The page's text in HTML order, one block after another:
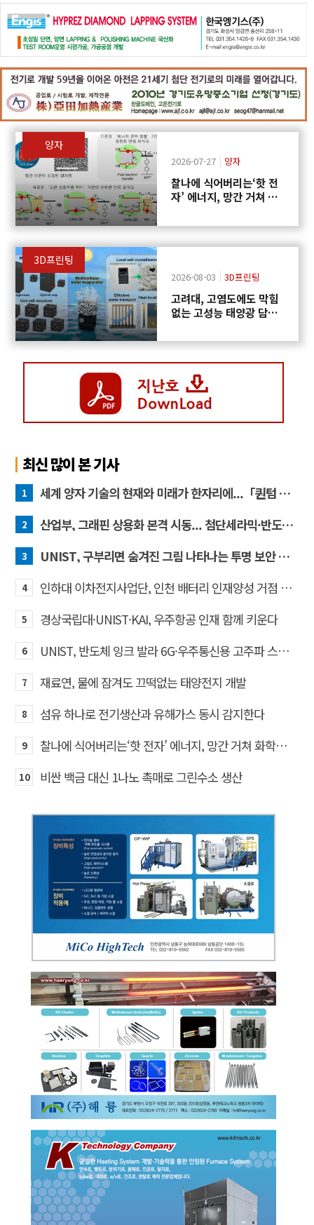
양자
2026-07-27 양자
찰나에 식어버리는‘핫 전
자’ 에너지, 망간 거쳐 화
3D프린팅
2026-08-03 3D프린팅
고려대, 고염도에도 막힘
없는 고성능 태양광 담수
최신 많이 본 기사
1 세계 양자 기술의 현재와 미래가 한자리에...「퀀텀 코리아 2026」 개최
2 산업부, 그래핀 상용화 본격 시동... 첨단세라믹·반도체 방열소재 시장 확대 기대
3 UNIST, 구부리면 숨겨진 그림 나타나는 투명 보안 필름 개발
4 인하대 이차전지사업단, 인천 배터리 인재양성 거점 역할 강화
5 경상국립대·UNIST·KAI, 우주항공 인재 함께 키운다
6 UNIST, 반도체 잉크 발라 6G·우주통신용 고주파 스위치 만든다
7 재료연, 물에 잠겨도 끄떡없는 태양전지 개발
8 섬유 하나로 전기생산과 유해가스 동시 감지한다
9 찰나에 식어버리는‘핫 전자’ 에너지, 망간 거쳐 화학반응에 쓴다
10 비싼 백금 대신 1나노 촉매로 그린수소 생산